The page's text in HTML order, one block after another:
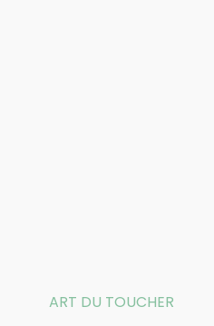
ART DU TOUCHER